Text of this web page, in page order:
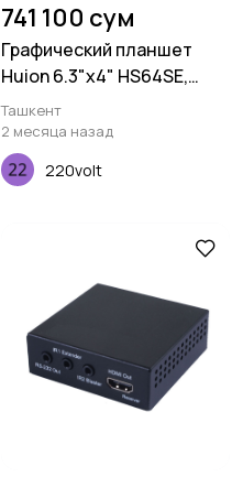
741 100 сум
Графический планшет
Huion 6.3"x4" HS64SE,
microUSB, черный
Ташкент
2 месяца назад
220volt